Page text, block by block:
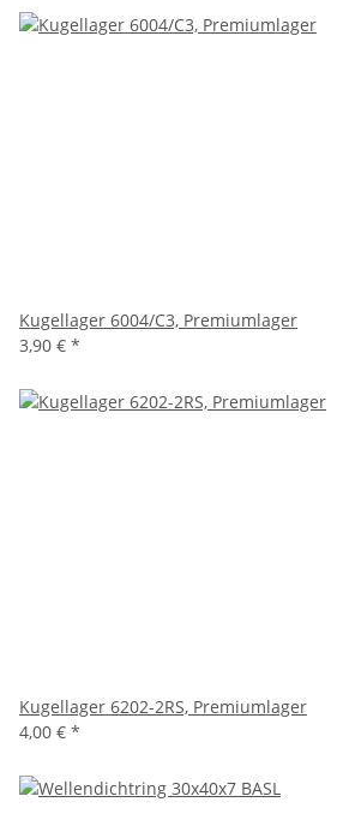
Kugellager 6004/C3, Premiumlager
3,90 € *
Kugellager 6202-2RS, Premiumlager
4,00 € *